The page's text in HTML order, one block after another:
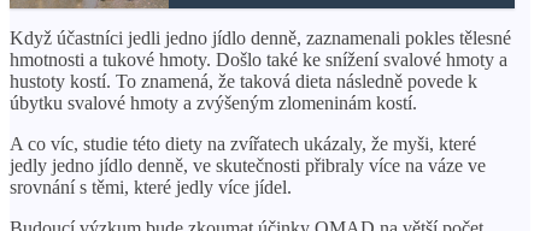
Když účastníci jedli jedno jídlo denně, zaznamenali pokles tělesné
hmotnosti a tukové hmoty. Došlo také ke snížení svalové hmoty a
hustoty kostí. To znamená, že taková dieta následně povede k
úbytku svalové hmoty a zvýšeným zlomeninám kostí.
A co víc, studie této diety na zvířatech ukázaly, že myši, které
jedly jedno jídlo denně, ve skutečnosti přibraly více na váze ve
srovnání s těmi, které jedly více jídel.